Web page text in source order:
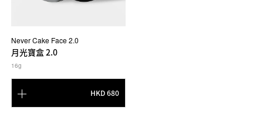
Never Cake Face 2.0
月光寶盒 2.0
16g
HKD 680